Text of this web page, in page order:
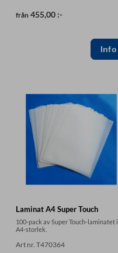
från 455,00 :-
Laminat A4 Super Touch
100-pack av Super Touch-laminatet i
A4-storlek.
Art nr. T470364